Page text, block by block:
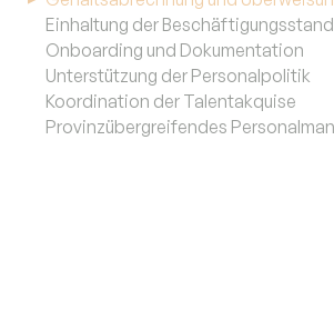
Einhaltung der
Onboarding und Dokumentation
Unterstützung der Personalpolitik
Koordination der Talentakquise
Provinzübergreifendes